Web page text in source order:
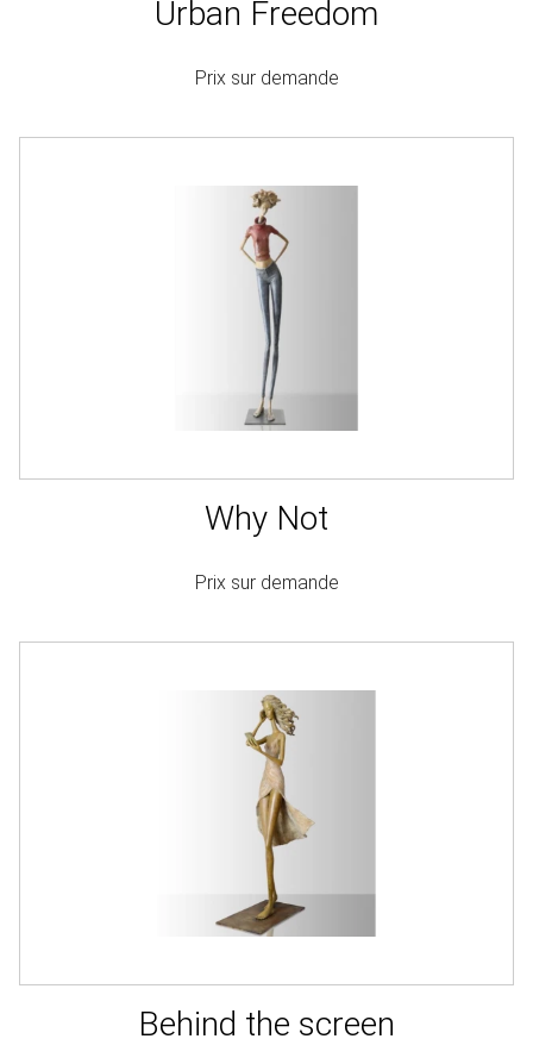
Urban Freedom
Prix sur demande
Why Not
Prix sur demande
Behind the screen